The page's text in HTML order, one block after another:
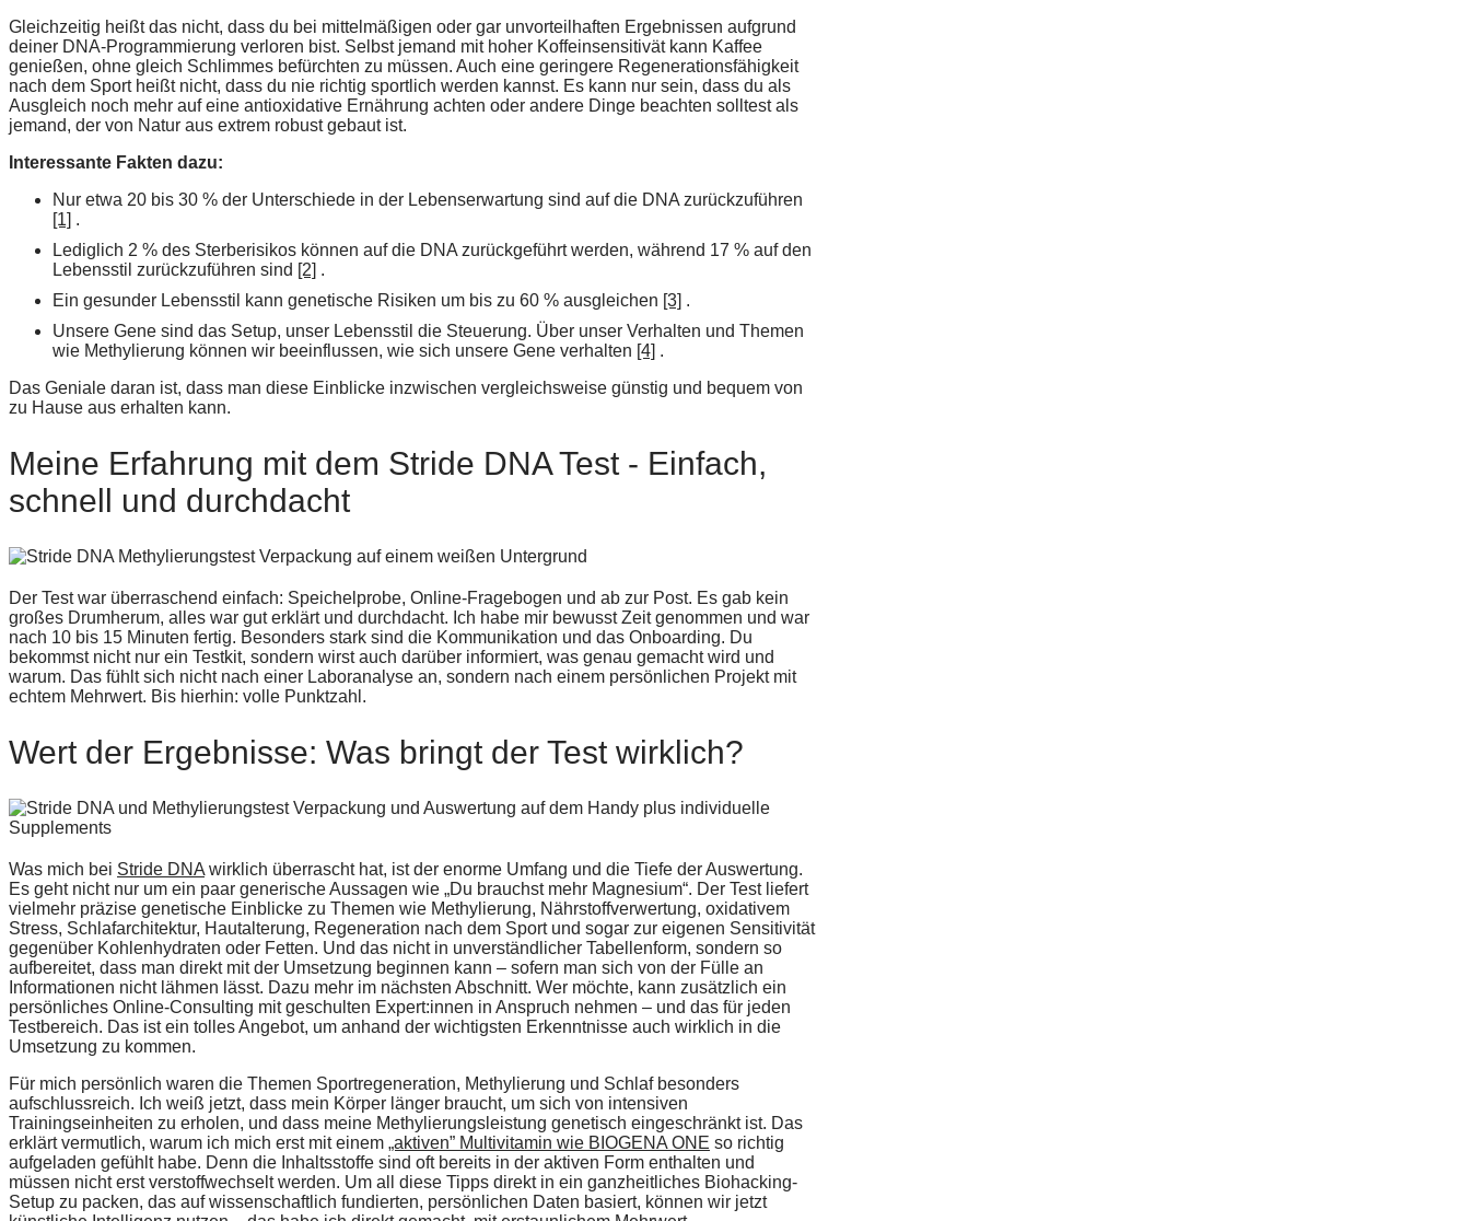
Gleichzeitig heißt das nicht, dass du bei mittelmäßigen oder gar unvorteilhaften Ergebnissen aufgrund
deiner DNA-Programmierung verloren bist. Selbst jemand mit hoher Koffeinsensitivät kann Kaffee
genießen, ohne gleich Schlimmes befürchten zu müssen. Auch eine geringere Regenerationsfähigkeit
nach dem Sport heißt nicht, dass du nie richtig sportlich werden kannst. Es kann nur sein, dass du als
Ausgleich noch mehr auf eine antioxidative Ernährung achten oder andere Dinge beachten solltest als
jemand, der von Natur aus extrem robust gebaut ist.
Interessante Fakten dazu:
Nur etwa 20 bis 30 % der Unterschiede in der Lebenserwartung sind auf die DNA zurückzuführen
[1] .
Lediglich 2 % des Sterberisikos können auf die DNA zurückgeführt werden, während 17 % auf den
Lebensstil zurückzuführen sind [2] .
Ein gesunder Lebensstil kann genetische Risiken um bis zu 60 % ausgleichen [3] .
Unsere Gene sind das Setup, unser Lebensstil die Steuerung. Über unser Verhalten und Themen
wie Methylierung können wir beeinflussen, wie sich unsere Gene verhalten [4] .
Das Geniale daran ist, dass man diese Einblicke inzwischen vergleichsweise günstig und bequem von
zu Hause aus erhalten kann.
Meine Erfahrung mit dem Stride DNA Test - Einfach,
schnell und durchdacht
Der Test war überraschend einfach: Speichelprobe, Online-Fragebogen und ab zur Post. Es gab kein
großes Drumherum, alles war gut erklärt und durchdacht. Ich habe mir bewusst Zeit genommen und war
nach 10 bis 15 Minuten fertig. Besonders stark sind die Kommunikation und das Onboarding. Du
bekommst nicht nur ein Testkit, sondern wirst auch darüber informiert, was genau gemacht wird und
warum. Das fühlt sich nicht nach einer Laboranalyse an, sondern nach einem persönlichen Projekt mit
echtem Mehrwert. Bis hierhin: volle Punktzahl.
Wert der Ergebnisse: Was bringt der Test wirklich?
Was mich bei Stride DNA wirklich überrascht hat, ist der enorme Umfang und die Tiefe der Auswertung.
Es geht nicht nur um ein paar generische Aussagen wie „Du brauchst mehr Magnesium“. Der Test liefert
vielmehr präzise genetische Einblicke zu Themen wie Methylierung, Nährstoffverwertung, oxidativem
Stress, Schlafarchitektur, Hautalterung, Regeneration nach dem Sport und sogar zur eigenen Sensitivität
gegenüber Kohlenhydraten oder Fetten. Und das nicht in unverständlicher Tabellenform, sondern so
aufbereitet, dass man direkt mit der Umsetzung beginnen kann – sofern man sich von der Fülle an
Informationen nicht lähmen lässt. Dazu mehr im nächsten Abschnitt. Wer möchte, kann zusätzlich ein
persönliches Online-Consulting mit geschulten Expert:innen in Anspruch nehmen – und das für jeden
Testbereich. Das ist ein tolles Angebot, um anhand der wichtigsten Erkenntnisse auch wirklich in die
Umsetzung zu kommen.
Für mich persönlich waren die Themen Sportregeneration, Methylierung und Schlaf besonders
aufschlussreich. Ich weiß jetzt, dass mein Körper länger braucht, um sich von intensiven
Trainingseinheiten zu erholen, und dass meine Methylierungsleistung genetisch eingeschränkt ist. Das
erklärt vermutlich, warum ich mich erst mit einem „aktiven” Multivitamin wie BIOGENA ONE so richtig
aufgeladen gefühlt habe. Denn die Inhaltsstoffe sind oft bereits in der aktiven Form enthalten und
müssen nicht erst verstoffwechselt werden. Um all diese Tipps direkt in ein ganzheitliches Biohacking-
Setup zu packen, das auf wissenschaftlich fundierten, persönlichen Daten basiert, können wir jetzt